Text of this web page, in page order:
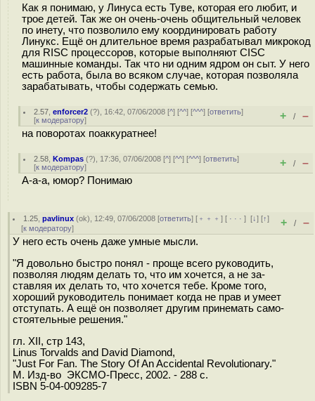
Как я понимаю, у Линуса есть Туве, которая его любит, и
трое детей. Так же он очень-очень общительный человек
по инету, что позволило ему координировать работу
Линукс. Ещё он длительное время разрабатывал микрокод
для RISC процессоров, которые выполняют CISC
машинные команды. Так что ни одним ядром он сыт. У него
есть работа, была во всяком случае, которая позволяла
зарабатывать, чтобы содержать семью.
2.57 ,enforcer2 (?), 16:42, 07/06/2008 [^] [^^] [^^^] [ответить]
[к модератору] + / –
на поворотах поаккуратнее!
2.58 ,Kompas (?), 17:36, 07/06/2008 [^] [^^] [^^^] [ответить]
[к модератору] + / –
А-а-а, юмор? Понимаю
1.25 ,pavlinux (ok), 12:49, 07/06/2008 [ответить] [ ﹢﹢﹢] [ · · ·][↓] [↑]
[к модератору] + / –
У него есть очень даже умные мысли.
"Я довольно быстро понял - проще всего руководить,
позволяя людям делать то, что им хочется, а не за-
ставляя их делать то, что хочется тебе. Кроме того,
хороший руководитель понимает когда не прав и умеет
отступать. А ещё он позволяет другим принемать само-
стоятельные решения."
гл. ХII, стр 143,
Linus Torvalds and David Diamond,
"Just For Fan. The Story Of An Accidental Revolutionary."
М. Изд-во ЭКСМО-Пресс, 2002. - 288 с.
ISBN 5-04-009285-7